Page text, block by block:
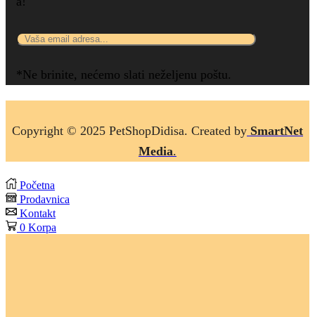
*Ne brinite, nećemo slati neželjenu poštu.
Copyright © 2025 PetShopDidisa. Created by SmartNet
Media.
Početna
Prodavnica
Kontakt
0 Korpa